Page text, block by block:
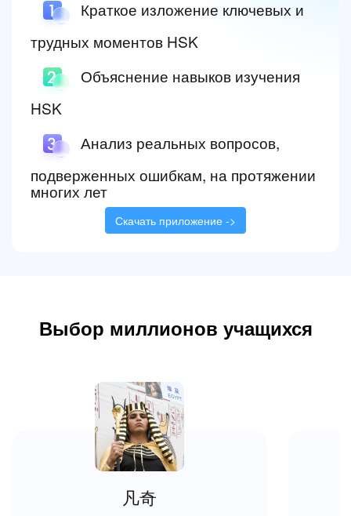
Краткое изложение ключевых и
трудных моментов HSK
Объяснение навыков изучения
HSK
Анализ реальных вопросов,
подверженных ошибкам, на протяжении
многих лет
Скачать приложение ->
Выбор миллионов учащихся
凡奇